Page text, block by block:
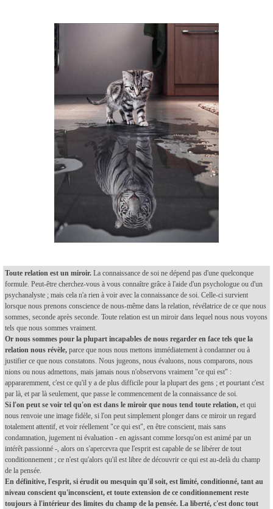
Toute relation est un miroir. La connaissance de soi ne dépend pas d'une quelconque
formule. Peut-être cherchez-vous à vous connaître grâce à l'aide d'un psychologue ou d'un
psychanalyste ; mais cela n'a rien à voir avec la connaissance de soi. Celle-ci survient
lorsque nous prenons conscience de nous-même dans la relation, révélatrice de ce que nous
sommes, seconde après seconde. Toute relation est un miroir dans lequel nous nous voyons
tels que nous sommes vraiment.
Or nous sommes pour la plupart incapables de nous regarder en face tels que la
relation nous révèle, parce que nous nous mettons immédiatement à condamner ou à
justifier ce que nous constatons. Nous jugeons, nous évaluons, nous comparons, nous
nions ou nous admettons, mais jamais nous n'observons vraiment "ce qui est" :
appararemment, c'est ce qu'il y a de plus difficile pour la plupart des gens ; et pourtant c'est
par là, et par là seulement, que passe le commencement de la connaissance de soi.
Si l'on peut se voir tel qu'on est dans le miroir que nous tend toute relation, et qui
nous renvoie une image fidèle, si l'on peut simplement plonger dans ce miroir un regard
totalement attentif, et voir réellement "ce qui est", en être conscient, mais sans
condamnation, jugement ni évaluation - en agissant comme lorsqu'on est animé par un
intérêt passionné -, alors on s'apercevra que l'esprit est capable de se libérer de tout
conditionnement ; ce n'est qu'alors qu'il est libre de découvrir ce qui est au-delà du champ
de la pensée.
En définitive, l'esprit, si érudit ou mesquin qu'il soit, est limité, conditionné, tant au
niveau conscient qu'inconscient, et toute extension de ce conditionnement reste
toujours à l'intérieur des limites du champ de la pensée. La liberté, c'est donc tout